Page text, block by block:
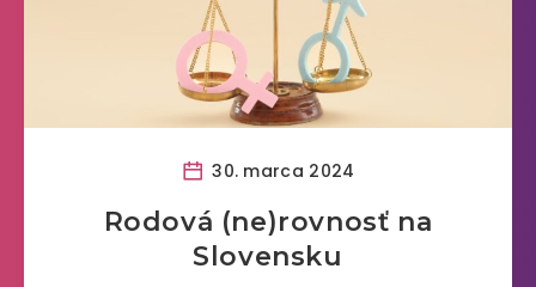
30. marca 2024
Rodová (ne)rovnosť na
Slovensku